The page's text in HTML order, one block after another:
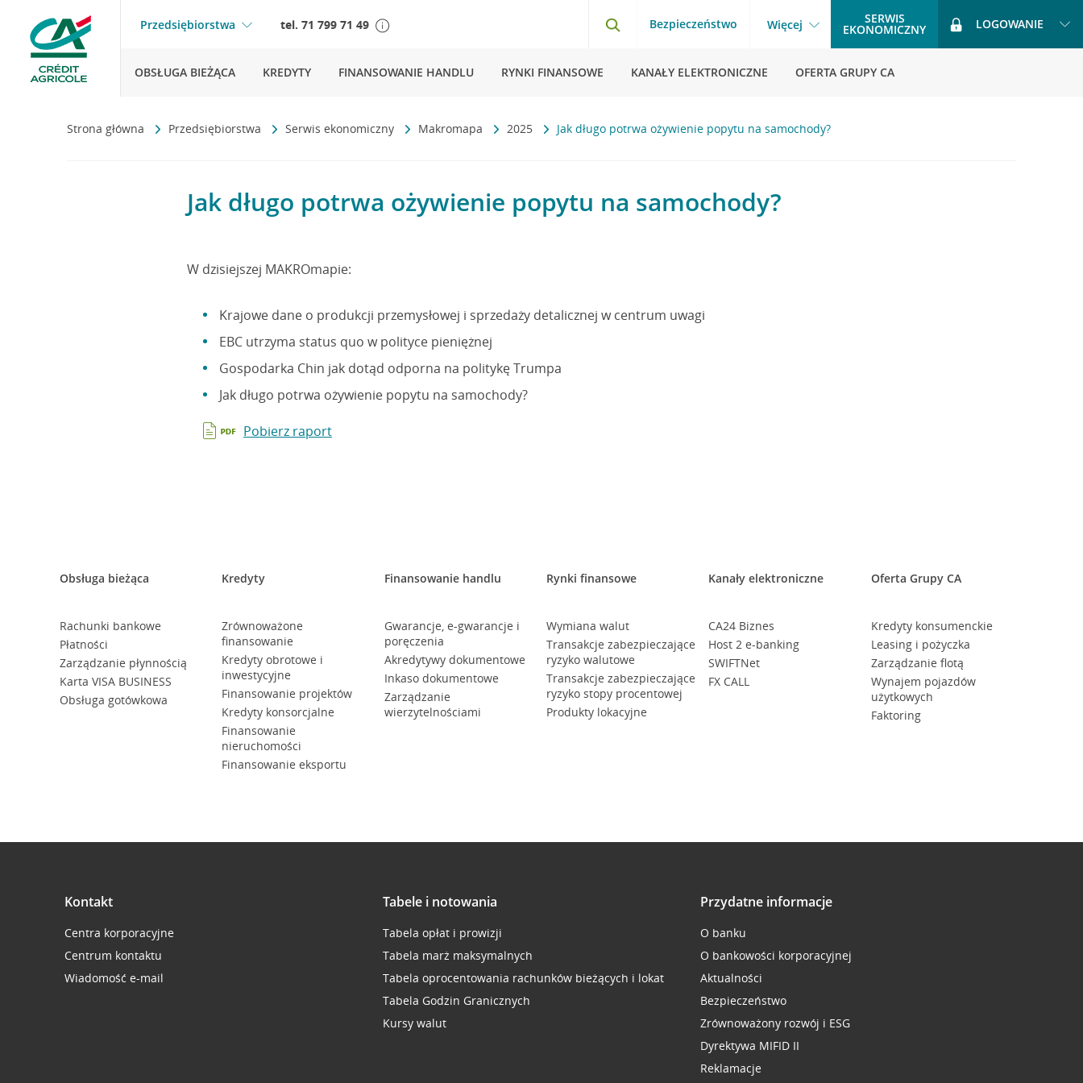
Przedsiębiorstwa tel. 71 799 71 49 Bezpieczeństwo Więcej SERWIS
EKONOMICZNY LOGOWANIE
OBSŁUGA BIEŻĄCA KREDYTY FINANSOWANIE HANDLU RYNKI FINANSOWE KANAŁY ELEKTRONICZNE OFERTA GRUPY CA
Strona główna Przedsiębiorstwa Serwis ekonomiczny Makromapa 2025 Jak długo potrwa ożywienie popytu na samochody?
Jak długo potrwa ożywienie popytu na samochody?
W dzisiejszej MAKROmapie:
Krajowe dane o produkcji przemysłowej i sprzedaży detalicznej w centrum uwagi
EBC utrzyma status quo w polityce pieniężnej
Gospodarka Chin jak dotąd odporna na politykę Trumpa
Jak długo potrwa ożywienie popytu na samochody?
Pobierz raport
Obsługa bieżąca
Rachunki bankowe
Płatności
Zarządzanie płynnością
Karta VISA BUSINESS
Obsługa gotówkowa
Kredyty
Zrównoważone
finansowanie
Kredyty obrotowe i
inwestycyjne
Finansowanie projektów
Kredyty konsorcjalne
Finansowanie
nieruchomości
Finansowanie eksportu
Finansowanie handlu
Gwarancje, e-gwarancje i
poręczenia
Akredytywy dokumentowe
Inkaso dokumentowe
Zarządzanie
wierzytelnościami
Rynki finansowe
Wymiana walut
Transakcje zabezpieczające
ryzyko walutowe
Transakcje zabezpieczające
ryzyko stopy procentowej
Produkty lokacyjne
Kanały elektroniczne
CA24 Biznes
Host 2 e-banking
SWIFTNet
FX CALL
Oferta Grupy CA
Kredyty konsumenckie
Leasing i pożyczka
Zarządzanie flotą
Wynajem pojazdów
użytkowych
Faktoring
Kontakt
Centra korporacyjne
Centrum kontaktu
Wiadomość e-mail
Tabele i notowania
Tabela opłat i prowizji
Tabela marż maksymalnych
Tabela oprocentowania rachunków bieżących i lokat
Tabela Godzin Granicznych
Kursy walut
Przydatne informacje
O banku
O bankowości korporacyjnej
Aktualności
Bezpieczeństwo
Zrównoważony rozwój i ESG
Dyrektywa MIFID II
Reklamacje